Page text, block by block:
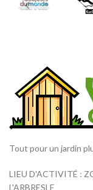
Tout pour un jardin
LIEU D'ACTIVITÉ :
L'ARBRESLE